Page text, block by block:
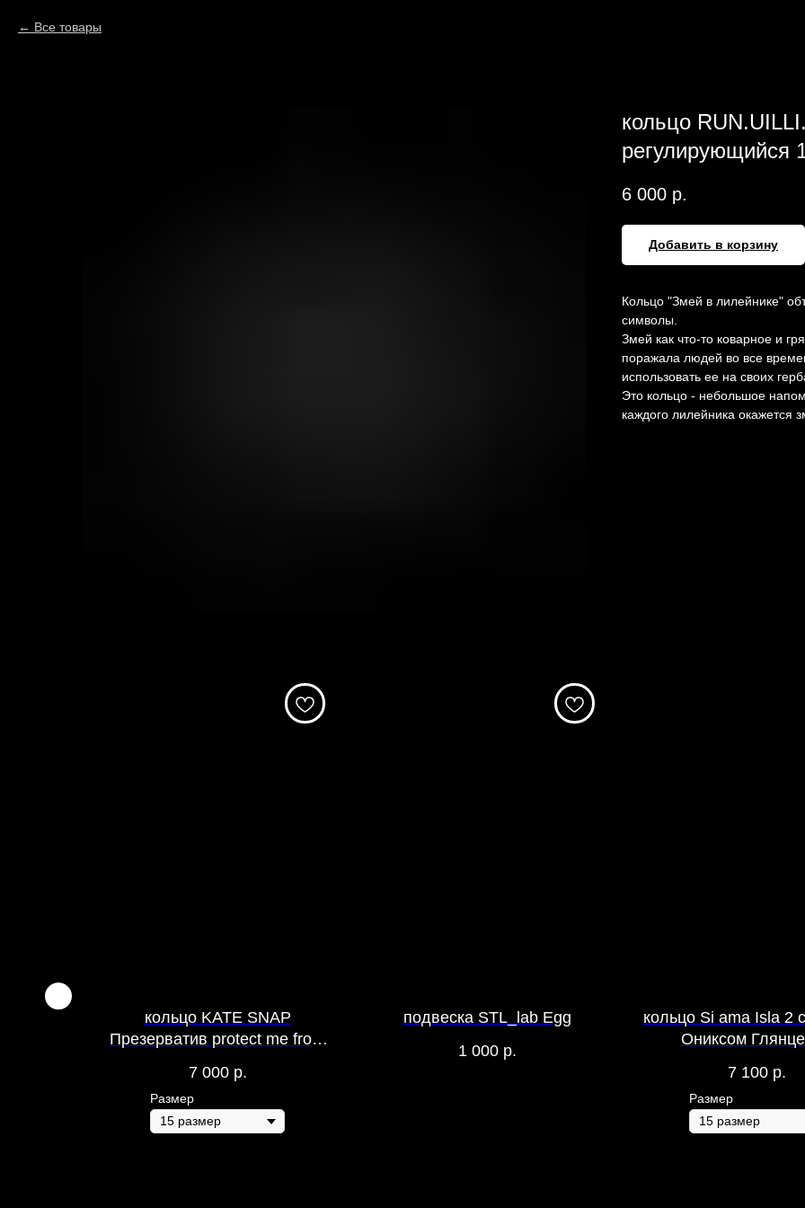
Все товары
кольцо
регулирующийся
6 000 р.
Добавить в корзину
Кольцо "Змей в лилейнике"
символы.
Змей как что-то коварное и
поражала людей во все
использовать ее на своих
Это кольцо - небольшое
каждого лилейника окажется
кольцо KATE SNAP
Презерватив protect me from
7 000 р.
Размер
подвеска STL_lab Egg
1 000 р.
кольцо Si ama Isla 2
Ониксом
7 100 р.
Размер